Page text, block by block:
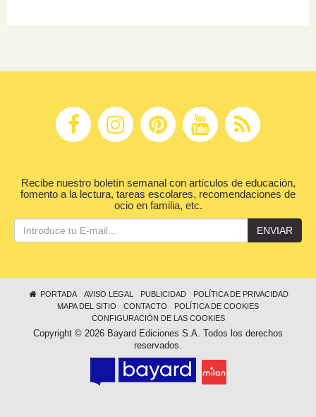
Recibe nuestro boletín semanal con artículos de educación,
fomento a la lectura, tareas escolares, recomendaciones de
ocio en familia, etc.
ENVIAR
PORTADA AVISO LEGAL PUBLICIDAD
POLÍTICA DE PRIVACIDAD
MAPA DEL SITIO
CONTACTO
POLÍTICA DE COOKIES
CONFIGURACIÓN DE LAS COOKIES
Copyright © 2026 Bayard Ediciones S.A. Todos los derechos
reservados.